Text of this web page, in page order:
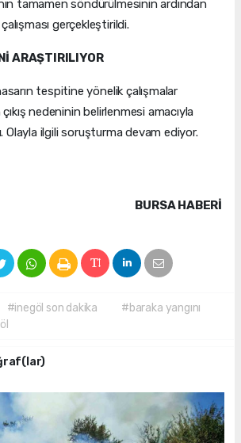
tamamen söndürülmesinin ardından
gerçekleştirildi.
ARAŞTIRILIYOR
tespitine yönelik çalışmalar
nedeninin belirlenmesi amacıyla
Olayla ilgili soruşturma devam ediyor.
BURSA HABERİ
#inegöl son dakika
#baraka yangını